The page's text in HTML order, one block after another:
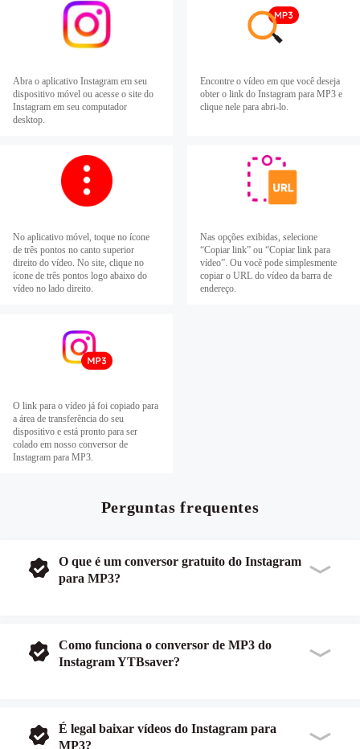
Abra o aplicativo Instagram em seu
dispositivo móvel ou acesse o site do
Instagram em seu computador
desktop.
Encontre o vídeo em que você deseja
obter o link do Instagram para MP3 e
clique nele para abri-lo.
No aplicativo móvel, toque no ícone
de três pontos no canto superior
direito do vídeo. No site, clique no
ícone de três pontos logo abaixo do
vídeo no lado direito.
Nas opções exibidas, selecione
“Copiar link” ou “Copiar link para
vídeo”. Ou você pode simplesmente
copiar o URL do vídeo da barra de
endereço.
O link para o vídeo já foi copiado para
a área de transferência do seu
dispositivo e está pronto para ser
colado em nosso conversor de
Instagram para MP3.
Perguntas frequentes
O que é um conversor gratuito do Instagram
para MP3?
Como funciona o conversor de MP3 do
Instagram YTBsaver?
É legal baixar vídeos do Instagram para
MP3?